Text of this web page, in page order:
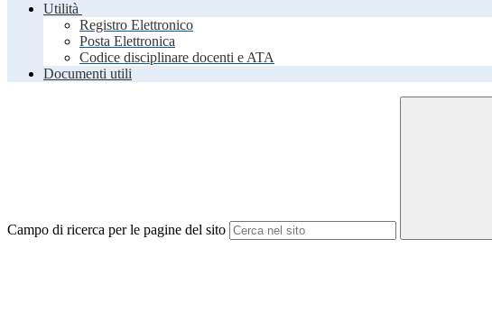
Utilità
Registro Elettronico
Posta Elettronica
Codice disciplinare docenti e ATA
Documenti utili
Campo di ricerca per le pagine del sito